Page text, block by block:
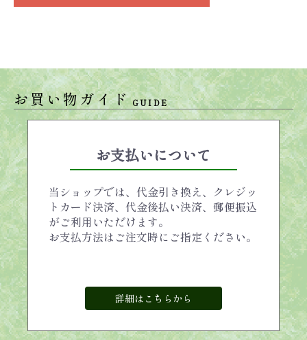
お買い物ガイド GUIDE
お支払いについて
当ショップでは、代金引き換え、クレジッ
トカード決済、代金後払い決済、郵便振込
がご利用いただけます。
お支払方法はご注文時にご指定ください。
詳細はこちらから